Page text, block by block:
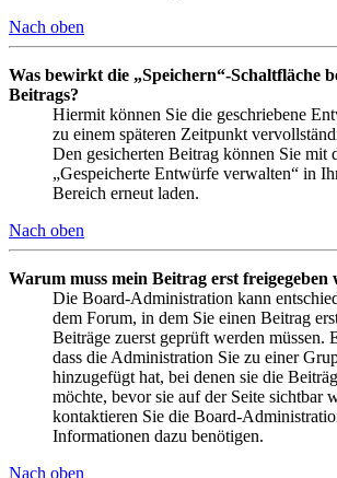
Nach oben
Was bewirkt die „Speichern“-Schaltfläche
Beitrags?
Hiermit können Sie die geschriebene
zu einem späteren Zeitpunkt
Den gesicherten Beitrag können Sie mit
„Gespeicherte Entwürfe verwalten“ in
Bereich erneut laden.
Nach oben
Warum muss mein Beitrag erst freigegeben
Die Board-Administration kann
dem Forum, in dem Sie einen Beitrag
Beiträge zuerst geprüft werden müssen.
dass die Administration Sie zu einer
hinzugefügt hat, bei denen sie die
möchte, bevor sie auf der Seite sichtbar
kontaktieren Sie die Board-
Informationen dazu benötigen.
Nach oben